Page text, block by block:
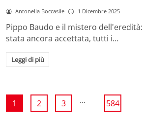
Antonella Boccasile 1 Dicembre 2025
Pippo Baudo e il mistero
stata ancora accettata, tutti i…
Leggi di più
1 2 3 ... 584